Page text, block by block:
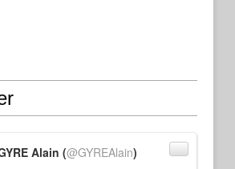
Alain (@GYREAlain)